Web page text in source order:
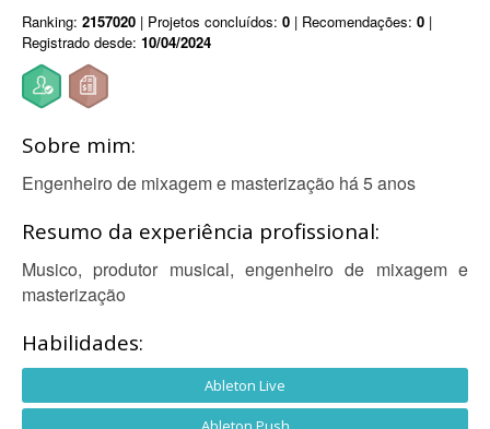
Ranking: 2157020 | Projetos concluídos: 0 | Recomendações: 0 |
Registrado desde: 10/04/2024
Sobre mim:
Engenheiro de mixagem e masterização há 5 anos
Resumo da experiência profissional:
Musico, produtor musical, engenheiro de mixagem e
masterização
Habilidades:
Ableton Live